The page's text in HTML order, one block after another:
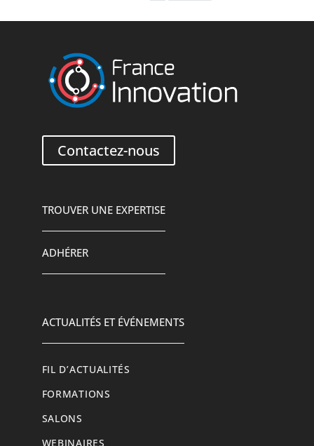
Contactez-nous
TROUVER UNE EXPERTISE
ADHÉRER
ACTUALITÉS ET ÉVÉNEMENTS
FIL D’ACTUALITÉS
FORMATIONS
SALONS
WEBINAIRES